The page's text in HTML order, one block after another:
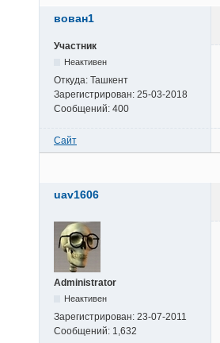
вован1
Участник
Неактивен
Откуда: Ташкент
Зарегистрирован: 25-03-2018
Сообщений: 400
Сайт
uav1606
Administrator
Неактивен
Зарегистрирован: 23-07-2011
Сообщений: 1,632